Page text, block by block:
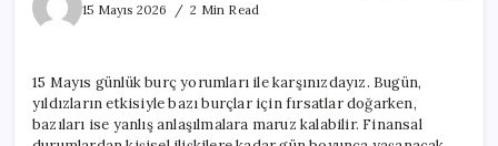
15 Mayıs 2026
2 Min Read
Hangi
Burçlar
Öne
Çıkıyor?
15 Mayıs günlük burç yorumları ile karşınızdayız. Bugün,
yıldızların etkisiyle bazı burçlar için fırsatlar doğarken,
bazıları ise yanlış anlaşılmalara maruz kalabilir. Finansal